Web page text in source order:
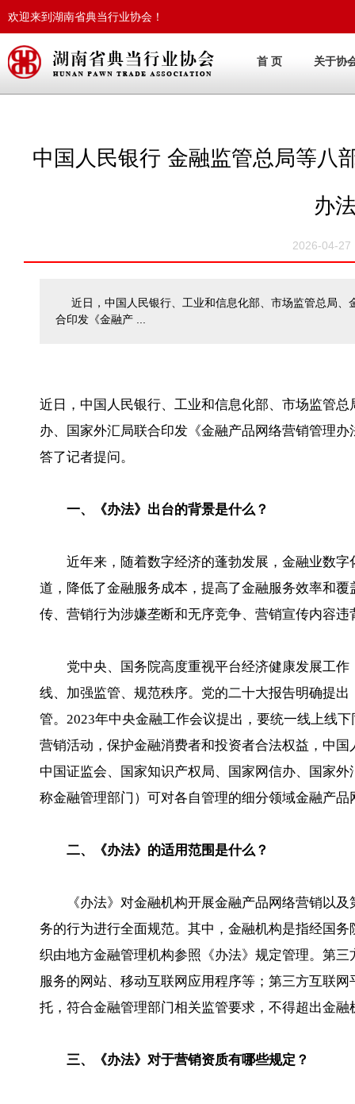
欢迎来到湖南省典当行业协会！
首 页 关于协
中国人民银行 金融监管总局等八
办
2026-04-
近日，中国人民银行、工业和信息化部、市场监管总局
合印发《金融产 ...
近日，中国人民银行、工业和信息化部、市场监管
办、国家外汇局联合印发《金融产品网络营销管理
答了记者提问。
一、《办法》出台的背景是什么？
近年来，随着数字经济的蓬勃发展，金融业数
道，降低了金融服务成本，提高了金融服务效率和
传、营销行为涉嫌垄断和无序竞争、营销宣传内容违
党中央、国务院高度重视平台经济健康发展工
线、加强监管、规范秩序。党的二十大报告明确提
管。2023年中央金融工作会议提出，要统一线上线
营销活动，保护金融消费者和投资者合法权益，中
中国证监会、国家知识产权局、国家网信办、国家
称金融管理部门）可对各自管理的细分领域金融产
二、《办法》的适用范围是什么？
《办法》对金融机构开展金融产品网络营销以
务的行为进行全面规范。其中，金融机构是指经国
织由地方金融管理机构参照《办法》规定管理。第
服务的网站、移动互联网应用程序等；第三方互联
托，符合金融管理部门相关监管要求，不得超出金融
三、《办法》对于营销资质有哪些规定？